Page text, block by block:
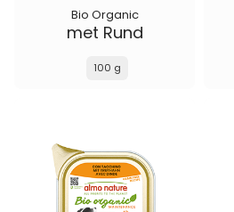
Bio Organic
met Rund
100 g